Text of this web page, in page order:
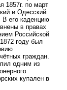
1857г. по март
и Одесский
В его каденцию
в правах
Российской
году был
граждан.
одним из
купален в